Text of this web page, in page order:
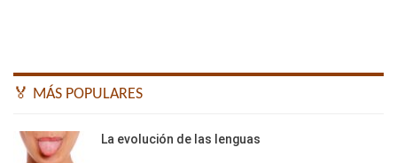
🏅 MÁS POPULARES
La evolución de las lenguas